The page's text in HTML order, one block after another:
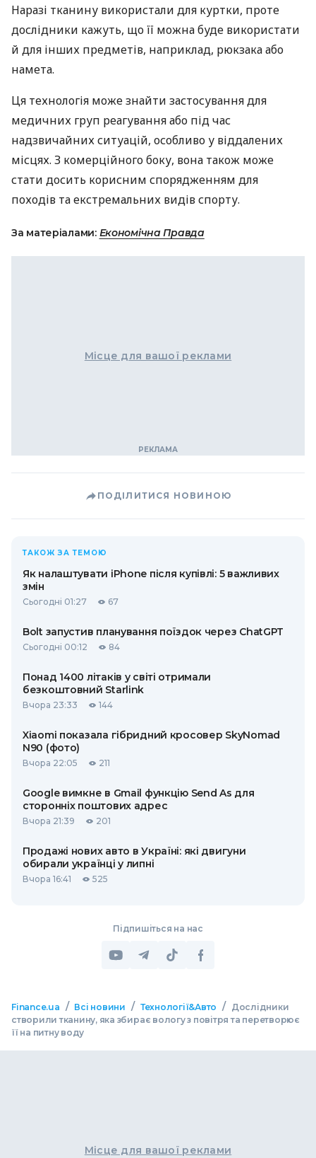
Наразі тканину використали для куртки, проте
дослідники кажуть, що її можна буде використати
й для інших предметів, наприклад, рюкзака або
намета.
Ця технологія може знайти застосування для
медичних груп реагування або під час
надзвичайних ситуацій, особливо у віддалених
місцях. З комерційного боку, вона також може
стати досить корисним спорядженням для
походів та екстремальних видів спорту.
За матеріалами: Економічна Правда
Місце для вашої реклами
ПОДІЛИТИСЯ НОВИНОЮ
ТАКОЖ ЗА ТЕМОЮ
Як налаштувати iPhone після купівлі: 5 важливих
змін
Сьогодні 01:27 67
Bolt запустив планування поїздок через ChatGPT
Сьогодні 00:12 84
Понад 1400 літаків у світі отримали
безкоштовний Starlink
Вчора 23:33 144
Xiaomi показала гібридний кросовер SkyNomad
N90 (фото)
Вчора 22:05 211
Google вимкне в Gmail функцію Send As для
сторонніх поштових адрес
Вчора 21:39 201
Продажі нових авто в Україні: які двигуни
обирали українці у липні
Вчора 16:41 525
Підпишіться на нас
Finance.ua / Всі новини / Технології&Авто /
Дослідники
створили тканину, яка збирає вологу з повітря та перетворює
її на питну воду
Місце для вашої реклами